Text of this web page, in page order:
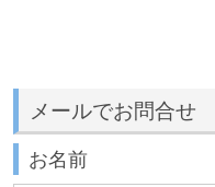
メールでお問合せ
お名前